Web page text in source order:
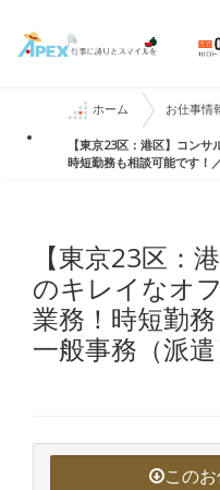
ホーム お仕事情
【東京23区：港区】コン
時短勤務も相談可能です！
【東京23区：
のキレイなオ
業務！時短勤
一般事務（派遣
この